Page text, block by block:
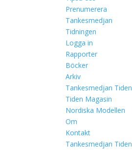
Prenumerera
Tankesmedjan
Tidningen
Logga in
Rapporter
Böcker
Arkiv
Tankesmedjan Tiden
Tiden Magasin
Nordiska Modellen
Om
Kontakt
Tankesmedjan Tiden